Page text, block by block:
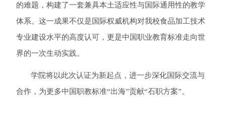
的难题，构建了一套兼具本土适应性与国际通用性的教学
体系。这一成果不仅是国际权威机构对我校食品加工技术
专业建设水平的高度认可，更是中国职业教育标准走向世
界的一次生动实践。
学院将以此次认证为新起点，进一步深化国际交流与
合作，为更多中国职教标准“出海”贡献“石职方案”。